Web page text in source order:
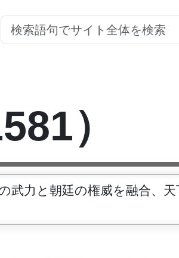
）
武力と朝廷の権威を融合、